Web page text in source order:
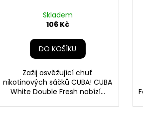
Skladem
106 Kč
DO KOŠÍKU
Zažij osvěžující chuť
nikotinových sáčků CUBA! CUBA
White Double Fresh nabízí...